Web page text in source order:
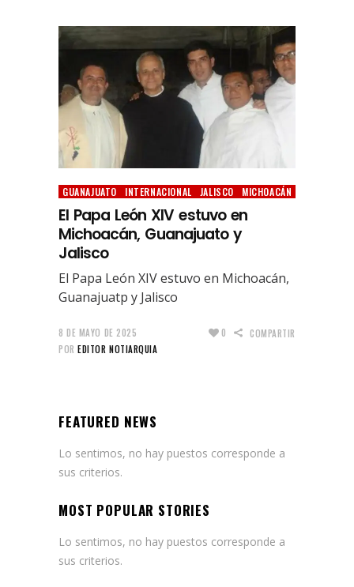
GUANAJUATO INTERNACIONAL JALISCO MICHOACÁN
El Papa León XIV estuvo en
Michoacán, Guanajuato y
Jalisco
El Papa León XIV estuvo en Michoacán,
Guanajuatp y Jalisco
8 DE MAYO DE 2025
POR EDITOR NOTIARQUIA
0 COMPARTIR
FEATURED NEWS
Lo sentimos, no hay puestos corresponde a
sus criterios.
MOST POPULAR STORIES
Lo sentimos, no hay puestos corresponde a
sus criterios.